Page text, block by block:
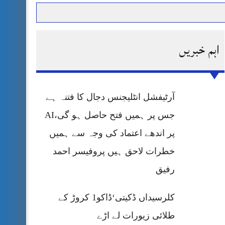
پر قربان
اہم خبریں
آرٹیفشل انٹلیجنس دجال کا فتنہ ہے
جس پر ہمیں فتح حاصل ہو گی،AI
پر اندھے اعتماد کی وجہ سے ہمیں
خطرات لاحق ہیں پروفیسر احمد
رفیق
کلرسیداں ڈکیتی‘ڈاکو1 کروڑ کے
طلائی زیورات لے اڑے